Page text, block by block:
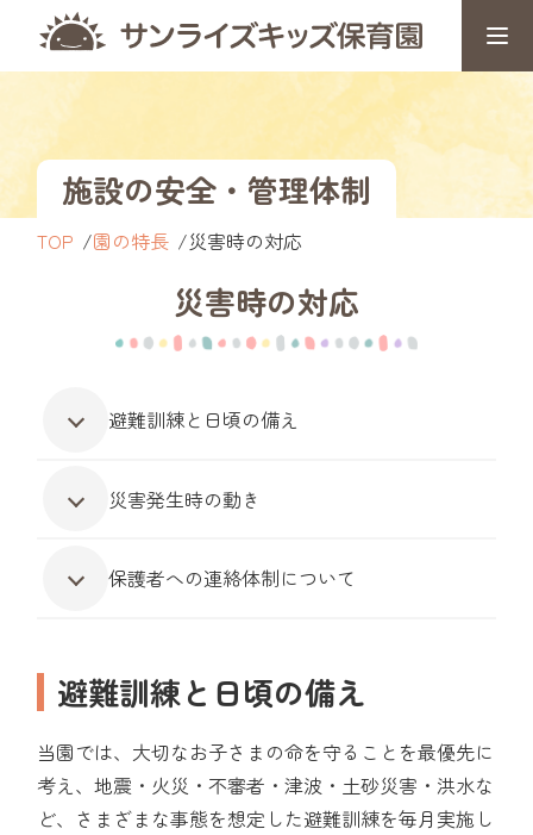
施設の安全・管理体制
TOP 園の特長 災害時の対応
災害時の対応
避難訓練と日頃の備え
災害発生時の動き
保護者への連絡体制について
避難訓練と日頃の備え
当園では、大切なお子さまの命を守ることを最優先に
考え、地震・火災・不審者・津波・土砂災害・洪水な
ど、さまざまな事態を想定した避難訓練を毎月実施し